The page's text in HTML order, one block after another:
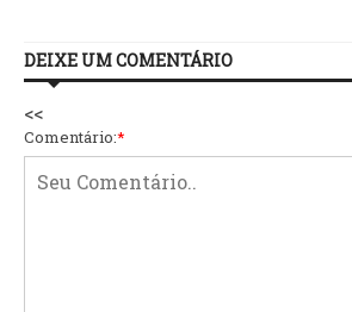
DEIXE UM COMENTÁRIO
<<
Comentário:*